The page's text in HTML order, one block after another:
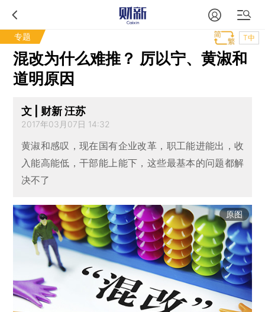
专题 T中
混改为什么难推？ 厉以宁、黄淑和
道明原因
文 | 财新 汪苏
2017年03月07日 14:32
黄淑和感叹，现在国有企业改革，职工能进能出，收
入能高能低，干部能上能下，这些最基本的问题都解
决不了
原图